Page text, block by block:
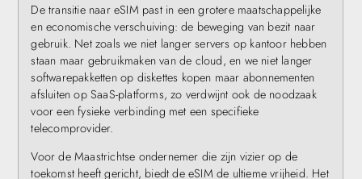
De transitie naar eSIM past in een grotere maatschappelijke
en economische verschuiving: de beweging van bezit naar
gebruik. Net zoals we niet langer servers op kantoor hebben
staan maar gebruikmaken van de cloud, en we niet langer
softwarepakketten op diskettes kopen maar abonnementen
afsluiten op SaaS-platforms, zo verdwijnt ook de noodzaak
voor een fysieke verbinding met een specifieke
telecomprovider.
Voor de Maastrichtse ondernemer die zijn vizier op de
toekomst heeft gericht, biedt de eSIM de ultieme vrijheid. Het